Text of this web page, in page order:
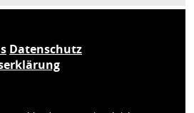
Datenschutz